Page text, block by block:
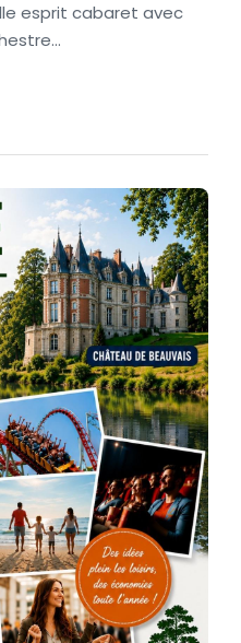
esprit cabaret avec